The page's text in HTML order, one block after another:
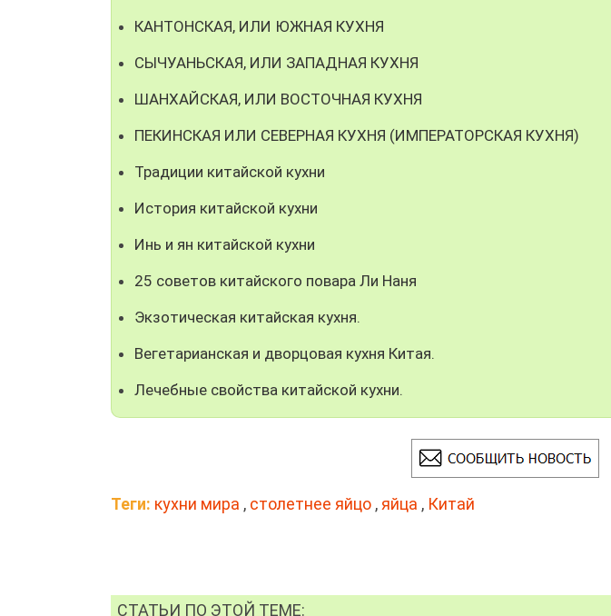
КАНТОНСКАЯ, ИЛИ ЮЖНАЯ КУХНЯ
СЫЧУАНЬСКАЯ, ИЛИ ЗАПАДНАЯ КУХНЯ
ШАНХАЙСКАЯ, ИЛИ ВОСТОЧНАЯ КУХНЯ
ПЕКИНСКАЯ ИЛИ СЕВЕРНАЯ КУХНЯ (ИМПЕРАТОРСКАЯ КУХНЯ)
Традиции китайской кухни
История китайской кухни
Инь и ян китайской кухни
25 советов китайского повара Ли Наня
Экзотическая китайская кухня.
Вегетарианская и дворцовая кухня Китая.
Лечебные свойства китайской кухни.
Теги: кухни мира , столетнее яйцо , яйца , Китай
СТАТЬИ ПО ЭТОЙ ТЕМЕ: